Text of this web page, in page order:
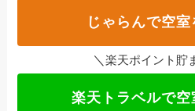
じゃらんで空
＼ 楽天ポイント貯
楽天トラベルで空